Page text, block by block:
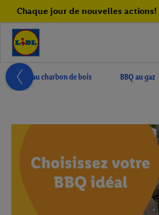
Chaque jour de nouvelles
BBQ au charbon de bois BBQ au gaz